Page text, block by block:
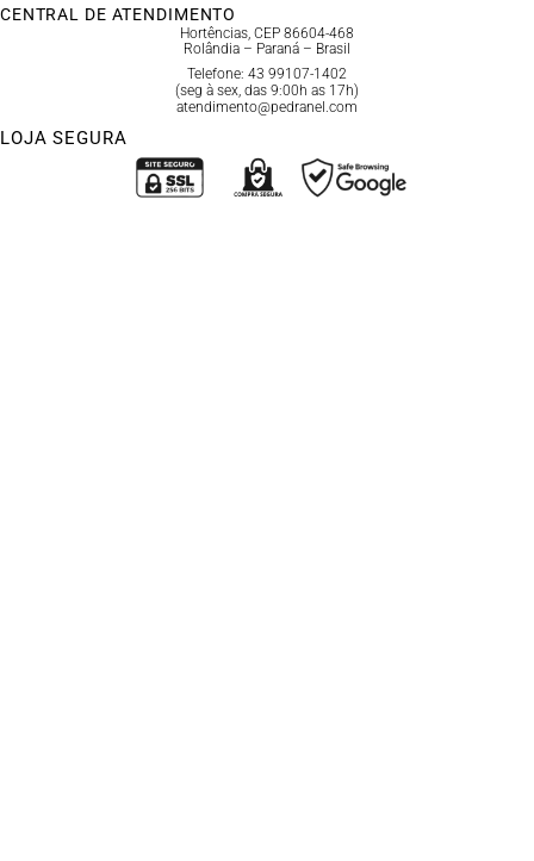
CENTRAL DE ATENDIMENTO
Hortências, CEP 86604-468
Rolândia – Paraná – Brasil
Telefone: 43 99107-1402
(seg à sex, das 9:00h as 17h)
atendimento@pedranel.com
LOJA SEGURA